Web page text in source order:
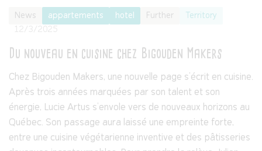
News appartements hotel Further
Territory
Du nouveau en cuisine chez Bigouden Makers
Chez Bigouden Makers, une nouvelle page s’écrit en cuisine.
Après trois années marquées par son talent et son
énergie, Lucie Artus s’envole vers de nouveaux horizons au
Québec. Son passage aura laissé une empreinte forte,
entre une cuisine végétarienne inventive et des pâtisseries